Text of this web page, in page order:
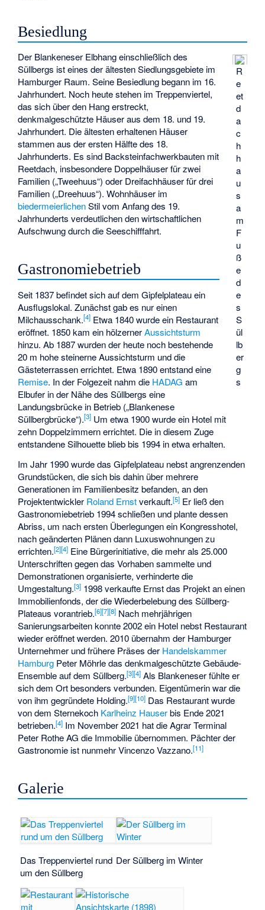
Besiedlung
R
e
et
d
a
c
h
h
a
u
s
a
m
F
u
ß
e
d
e
s
S
ül
lb
er
g
s
Der Blankeneser Elbhang einschließlich des
Süllbergs ist eines der ältesten Siedlungsgebiete im
Hamburger Raum. Seine Besiedlung begann im 16.
Jahrhundert. Noch heute stehen im Treppenviertel,
das sich über den Hang erstreckt,
denkmalgeschützte Häuser aus dem 18. und 19.
Jahrhundert. Die ältesten erhaltenen Häuser
stammen aus der ersten Hälfte des 18.
Jahrhunderts. Es sind Backsteinfachwerkbauten mit
Reetdach, insbesondere Doppelhäuser für zwei
Familien („Tweehuus“) oder Dreifachhäuser für drei
Familien („Dreehuus“). Wohnhäuser im
biedermeierlichenStil vom Anfang des 19.
Jahrhunderts verdeutlichen den wirtschaftlichen
Aufschwung durch die Seeschifffahrt.
Gastronomiebetrieb
Seit 1837 befindet sich auf dem Gipfelplateau ein
Ausflugslokal. Zunächst gab es nur einen
Milchausschank.[4] Etwa 1840 wurde ein Restaurant
eröffnet. 1850 kam ein hölzernerAussichtsturm
hinzu. Ab 1887 wurden der heute noch bestehende
20 m hohe steinerne Aussichtsturm und die
Gästeterrassen errichtet. Etwa 1890 entstand eine
Remise. In der Folgezeit nahm die HADAG am
Elbufer in der Nähe des Süllbergs eine
Landungsbrücke in Betrieb („Blankenese
Süllbergbrücke“).[3] Um etwa 1900 wurde ein Hotel mit
zehn Doppelzimmern errichtet. Die in diesem Zuge
entstandene Silhouette blieb bis 1994 in etwa erhalten.
Im Jahr 1990 wurde das Gipfelplateau nebst angrenzenden
Grundstücken, die sich bis dahin über mehrere
Generationen im Familienbesitz befanden, an den
Projektentwickler Roland Ernstverkauft.[5] Er ließ den
Gastronomiebetrieb 1994 schließen und plante dessen
Abriss, um nach ersten Überlegungen ein Kongresshotel,
nach geänderten Plänen dann Luxuswohnungen zu
errichten.[2][4] Eine Bürgerinitiative, die mehr als 25.000
Unterschriften gegen das Vorhaben sammelte und
Demonstrationen organisierte, verhinderte die
Umgestaltung.[3] 1998 verkaufte Ernst das Projekt an einen
Immobilienfonds, der die Wiederbelebung des Süllberg-
Plateaus vorantrieb.[6][7][8] Nach mehrjährigen
Sanierungsarbeiten konnte 2002 ein Hotel nebst Restaurant
wieder eröffnet werden. 2010 übernahm der Hamburger
Unternehmer und frühere Präses der Handelskammer
Hamburg Peter Möhrledas denkmalgeschützte Gebäude-
Ensemble auf dem Süllberg.[3][4] Als Blankeneser fühlte er
sich dem Ort besonders verbunden. Eigentümerin war die
von ihm gegründete Holding.[9][10] Das Restaurant wurde
von dem Sternekoch Karlheinz Hauserbis Ende 2021
betrieben.[4] Im November 2021 hat die Agrar Terminal
Peter Rothe AG die Immobilie übernommen. Pächter der
Gastronomie ist nunmehr Vincenzo Vazzano.[11]
Galerie
Das Treppenviertel rund
um den Süllberg
Der Süllberg im Winter